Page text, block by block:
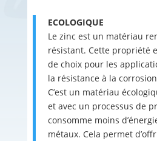
ECOLOGIQUE
Le zinc est un matériau
résistant. Cette propriété
de choix pour les
la résistance à la
C’est un matériau
et avec un processus de
consomme moins
métaux. Cela permet